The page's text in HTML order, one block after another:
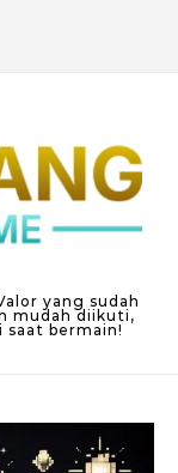
yang sudah
mudah diikuti,
saat bermain!